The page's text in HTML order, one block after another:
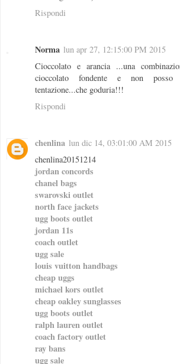
Rispondi
Norma lun apr 27, 12:15:00 PM 2015
Cioccolato e arancia ...una
cioccolato fondente e non
tentazione...che goduria!!!
Rispondi
chenlina lun dic 14, 03:01:00 AM 2015
chenlina20151214
jordan concords
chanel bags
swarovski outlet
north face jackets
ugg boots outlet
jordan 11s
coach outlet
ugg sale
louis vuitton handbags
cheap uggs
michael kors outlet
cheap oakley sunglasses
ugg boots outlet
ralph lauren outlet
coach factory outlet
ray bans
ugg sale